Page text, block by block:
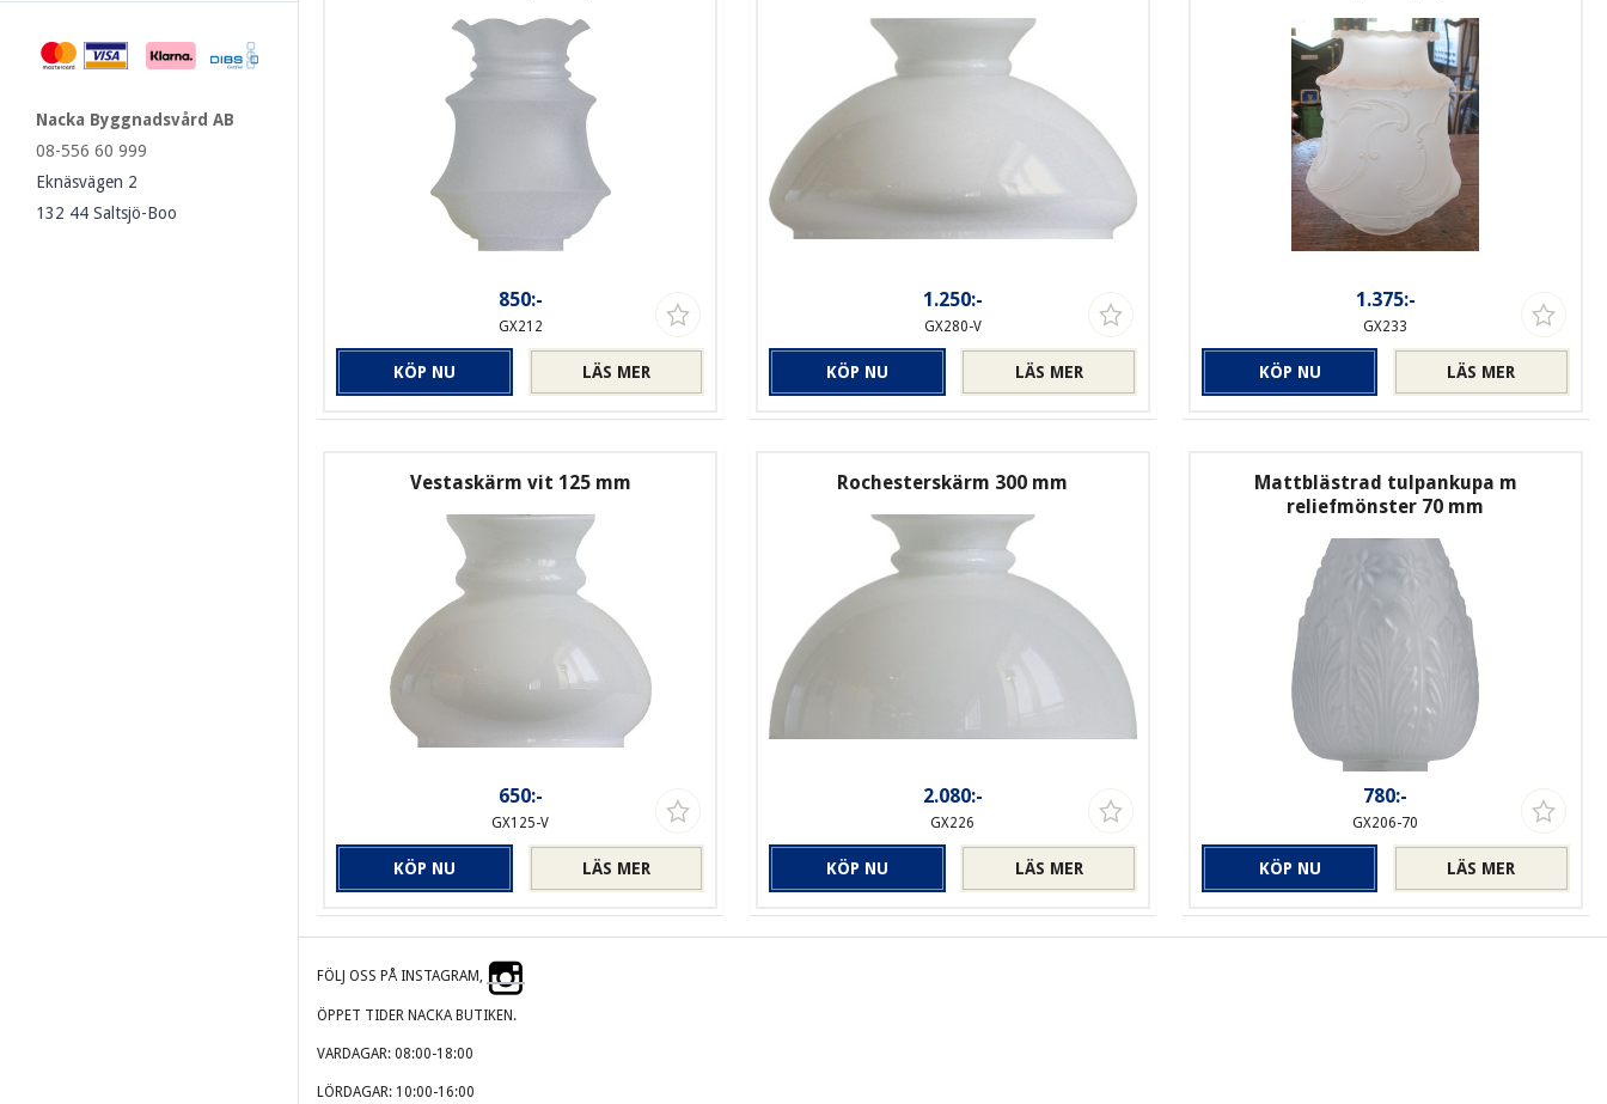
Nacka Byggnadsvård AB
08-556 60 999
Eknäsvägen 2
132 44 Saltsjö-Boo
850:-
GX212
LÄS MER
KÖP NU
1.250:-
GX280-V
LÄS MER
KÖP NU
1.375:-
GX233
LÄS MER
KÖP NU
Vestaskärm vit 125 mm
650:-
GX125-V
LÄS MER
KÖP NU
Rochesterskärm 300 mm
2.080:-
GX226
LÄS MER
KÖP NU
Mattblästrad tulpankupa m
reliefmönster 70 mm
780:-
GX206-70
LÄS MER
KÖP NU
FÖLJ OSS PÅ INSTAGRAM,
ÖPPET TIDER NACKA BUTIKEN.
VARDAGAR: 08:00-18:00
LÖRDAGAR: 10:00-16:00